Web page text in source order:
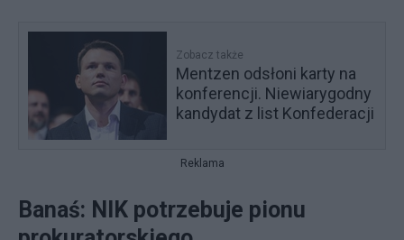
Zobacz także
Mentzen odsłoni karty na
konferencji. Niewiarygodny
kandydat z list Konfederacji
Reklama
Banaś: NIK potrzebuje pionu